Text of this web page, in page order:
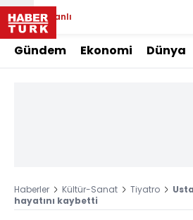
Canlı
Gündem Ekonomi Dünya
Haberler Kültür-Sanat Tiyatro
hayatını kaybetti